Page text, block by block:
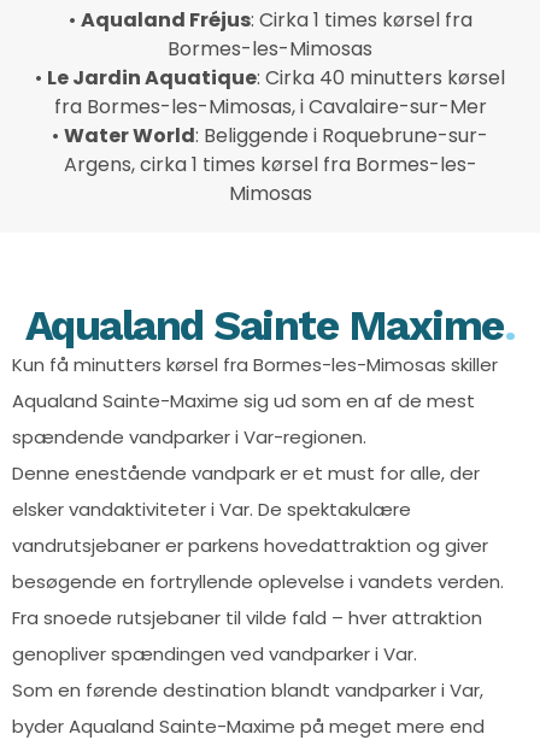
• Aqualand Fréjus: Cirka 1 times kørsel fra
Bormes-les-Mimosas
• Le Jardin Aquatique: Cirka 40 minutters kørsel
fra Bormes-les-Mimosas, i Cavalaire-sur-Mer
• Water World: Beliggende i Roquebrune-sur-
Argens, cirka 1 times kørsel fra Bormes-les-
Mimosas
Aqualand Sainte Maxime.
Kun få minutters kørsel fra Bormes-les-Mimosas skiller
Aqualand Sainte-Maxime sig ud som en af de mest
spændende vandparker i Var-regionen.
Denne enestående vandpark er et must for alle, der
elsker vandaktiviteter i Var. De spektakulære
vandrutsjebaner er parkens hovedattraktion og giver
besøgende en fortryllende oplevelse i vandets verden.
Fra snoede rutsjebaner til vilde fald – hver attraktion
genopliver spændingen ved vandparker i Var.
Som en førende destination blandt vandparker i Var,
byder Aqualand Sainte-Maxime på meget mere end